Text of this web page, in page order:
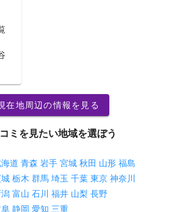
在地周辺の情報を見る
ミを見たい地域を選ぼう
道 青森 岩手 宮城 秋田 山形 福島
栃木 群馬 埼玉 千葉 東京 神奈川
富山 石川 福井 山梨 長野
静岡 愛知 三重